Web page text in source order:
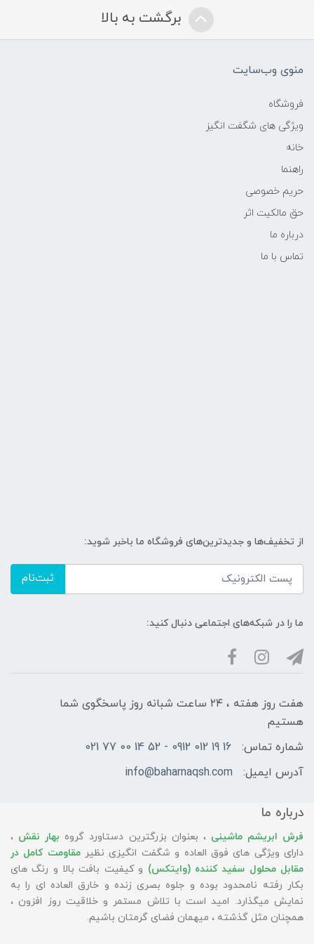
برگشت به بالا
منوی وب‌سایت
فروشگاه
ویژگی های شگفت انگیز
خانه
راهنما
حریم خصوصی
حق مالکیت اثر
درباره ما
تماس با ما
از تخفیف‌ها و جدیدترین‌های فروشگاه ما باخبر شوید:
ثبت‌نام
ما را در شبکه‌های اجتماعی دنبال کنید:
هفت روز هفته ، ۲۴ ساعت شبانه‌ روز پاسخگوی شما
هستیم
شماره تماس:
16 19 012 0912 - 52 14 00 77 021
آدرس ایمیل:
info@baharnaqsh.com
درباره ما
فرش ابریشم ماشینی ، بعنوان بزرگترین دستاورد گروه بهار نقش ،
دارای ویژگی های فوق العاده و شگفت انگیزی نظیرمقاومت کامل در
مقابل محلول سفید کننده (وایتکس) و کیفیت بافت بالا و رنگ های
بکار رفته نامحدود بوده و جلوه بصری زنده و خارق العاده ای را به
نمایش میگذارد. امید است با تلاش مستمر و خلاقیت روز افزون ،
همچنان مثل گذشته ، میهمان فضای گرمتان باشیم.